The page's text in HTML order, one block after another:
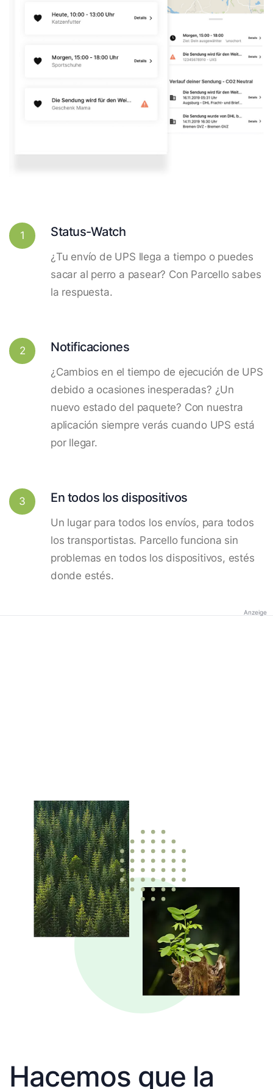
1 Status-Watch
¿Tu envío de UPS llega a tiempo o puedes
sacar al perro a pasear? Con Parcello sabes
la respuesta.
2 Notificaciones
¿Cambios en el tiempo de ejecución de UPS
debido a ocasiones inesperadas? ¿Un
nuevo estado del paquete? Con nuestra
aplicación siempre verás cuando UPS está
por llegar.
3 En todos los dispositivos
Un lugar para todos los envíos, para todos
los transportistas. Parcello funciona sin
problemas en todos los dispositivos, estés
donde estés.
Anzeige
Hacemos que la